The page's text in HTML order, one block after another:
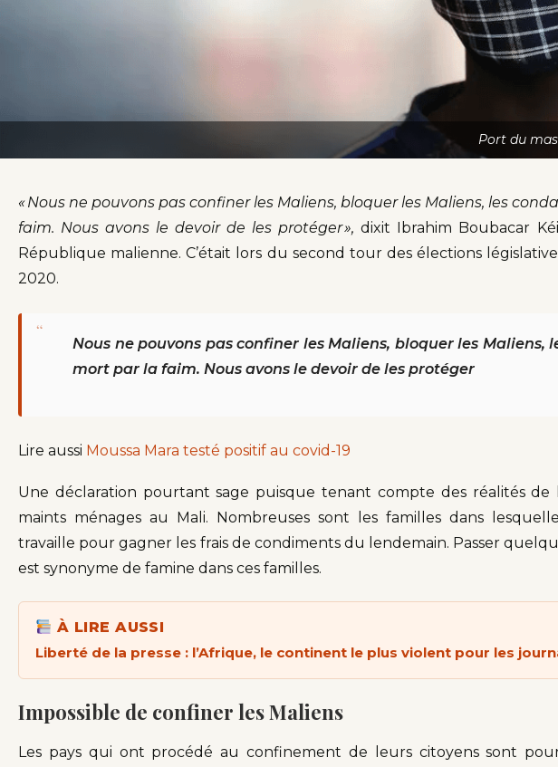
Port du
« Nous ne pouvons pas confiner les Maliens, bloquer les Maliens, les
faim. Nous avons le devoir de les protéger », dixit Ibrahim Boubacar
République malienne. C’était lors du second tour des élections
2020.
“
Nous ne pouvons pas confiner les Maliens, bloquer les Maliens,
mort par la faim. Nous avons le devoir de les protéger
Lire aussi Moussa Mara testé positif au covid-19
Une déclaration pourtant sage puisque tenant compte des réalités de
maints ménages au Mali. Nombreuses sont les familles dans
travaille pour gagner les frais de condiments du lendemain. Passer
est synonyme de famine dans ces familles.
À LIRE AUSSI
Liberté de la presse : l’Afrique, le continent le plus violent pour les
Impossible de confiner les Maliens
Les pays qui ont procédé au confinement de leurs citoyens sont